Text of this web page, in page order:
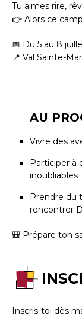
Tu aimes rire,
👉 Alors ce
📅 Du 5 au 8
📍 Val Sainte-
AU
Vivre des
Participer à
inoubliables
Prendre du
rencontrer
🎒 Prépare ton
Inscris-toi dès